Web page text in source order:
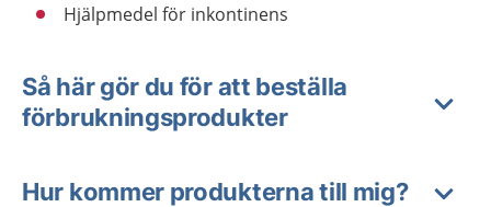
Hjälpmedel för inkontinens
Så här gör du för att beställa
förbrukningsprodukter
Hur kommer produkterna till mig?